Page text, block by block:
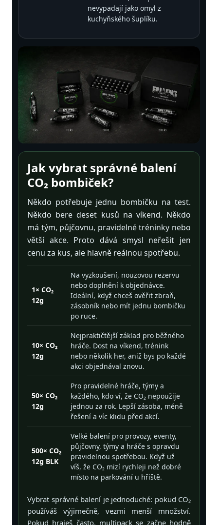
nevypadají jako omyl z
kuchyňského šuplíku.
Jak vybrat správné balení
CO₂ bombiček?
Někdo potřebuje jednu bombičku na test.
Někdo bere deset kusů na víkend. Někdo
má tým, půjčovnu, pravidelné tréninky nebo
větší akce. Proto dává smysl neřešit jen
cenu za kus, ale hlavně reálnou spotřebu.
1× CO₂
12g
Na vyzkoušení, nouzovou rezervu
nebo doplnění k objednávce.
Ideální, když chceš ověřit zbraň,
zásobník nebo mít jednu bombičku
po ruce.
10× CO₂
12g
Nejpraktičtější základ pro běžného
hráče. Dost na víkend, trénink
nebo několik her, aniž bys po každé
akci objednával znovu.
50× CO₂
12g
Pro pravidelné hráče, týmy a
každého, kdo ví, že CO₂ nepoužije
jednou za rok. Lepší zásoba, méně
řešení a víc klidu před akcí.
500× CO₂
12g BLK
Velké balení pro provozy, eventy,
půjčovny, týmy a hráče s opravdu
pravidelnou spotřebou. Když už
víš, že CO₂ mizí rychleji než dobré
místo na parkování u hřiště.
Vybrat správné balení je jednoduché: pokud CO₂
používáš výjimečně, vezmi menší množství.
Pokud hraješ často, multipack se začne hodně